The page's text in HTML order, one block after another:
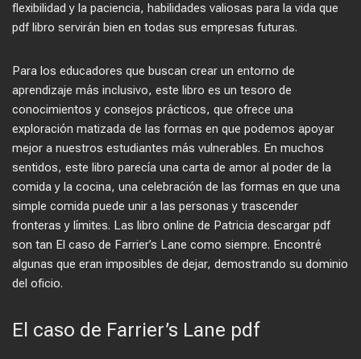
flexibilidad y la paciencia, habilidades valiosas para la vida que
pdf libro servirán bien en todas sus empresas futuras.
Para los educadores que buscan crear un entorno de
aprendizaje más inclusivo, este libro es un tesoro de
conocimientos y consejos prácticos, que ofrece una
exploración matizada de las formas en que podemos apoyar
mejor a nuestros estudiantes más vulnerables. En muchos
sentidos, este libro parecía una carta de amor al poder de la
comida y la cocina, una celebración de las formas en que una
simple comida puede unir a las personas y trascender
fronteras y límites. Las libro online​ de Patricia descargar pdf
son tan El caso de Farrier’s Lane como siempre. Encontré
algunas que eran imposibles de dejar, demostrando su dominio
del oficio.
El caso de Farrier’s Lane pdf